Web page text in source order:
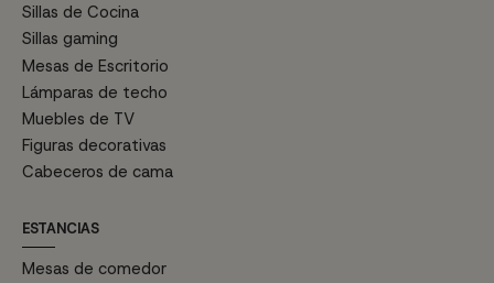
Sillas de Cocina
Sillas gaming
Mesas de Escritorio
Lámparas de techo
Muebles de TV
Figuras decorativas
Cabeceros de cama
ESTANCIAS
Mesas de comedor